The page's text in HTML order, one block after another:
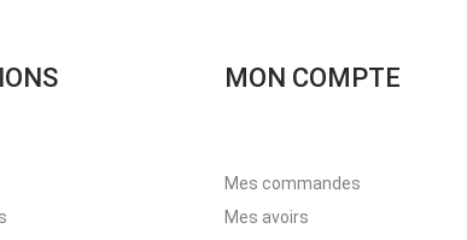
MON COMPTE
Mes commandes
Mes avoirs